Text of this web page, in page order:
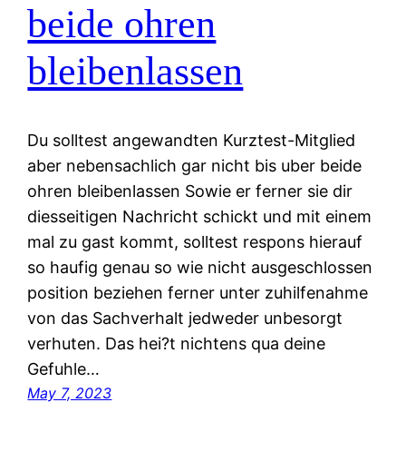
beide ohren
bleibenlassen
Du solltest angewandten Kurztest-Mitglied
aber nebensachlich gar nicht bis uber beide
ohren bleibenlassen Sowie er ferner sie dir
diesseitigen Nachricht schickt und mit einem
mal zu gast kommt, solltest respons hierauf
so haufig genau so wie nicht ausgeschlossen
position beziehen ferner unter zuhilfenahme
von das Sachverhalt jedweder unbesorgt
verhuten. Das hei?t nichtens qua deine
Gefuhle…
May 7, 2023